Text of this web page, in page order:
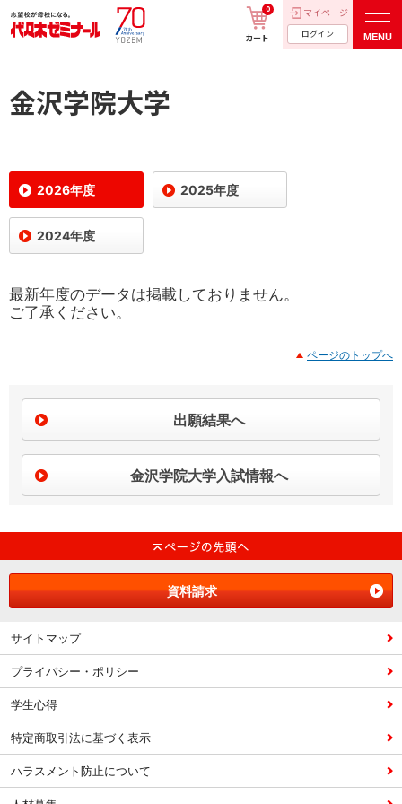
カート
0 マイページ
ログイン MENU
金沢学院大学
2026年度 2025年度
2024年度
最新年度のデータは掲載しておりません。
ご了承ください。
ページのトップへ
出願結果へ
金沢学院大学入試情報へ
資料請求
サイトマップ
プライバシー・ポリシー
学生心得
特定商取引法に基づく表示
ハラスメント防止について